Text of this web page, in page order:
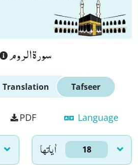
سورة الروم
Translation Tafseer
PDF Language
اٰياتها 18